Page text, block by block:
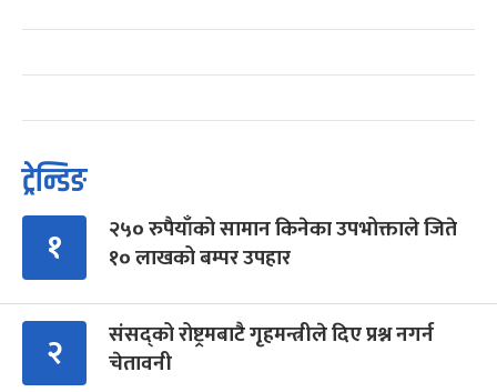
ट्रेन्डिङ
१
२५० रुपैयाँको सामान किनेका उपभोक्ताले जिते
१० लाखको बम्पर उपहार
२
संसद्को रोष्ट्रमबाटै गृहमन्त्रीले दिए प्रश्न नगर्न
चेतावनी